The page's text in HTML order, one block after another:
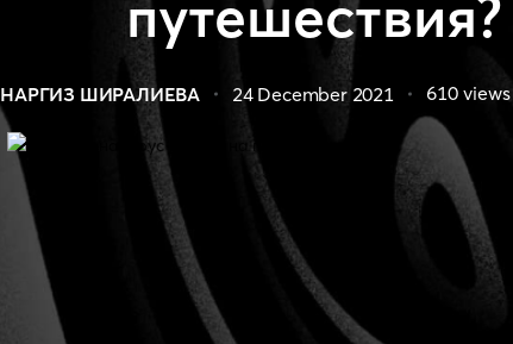
путешествия?
НАРГИЗ ШИРАЛИЕВА 24 December 2021 610views